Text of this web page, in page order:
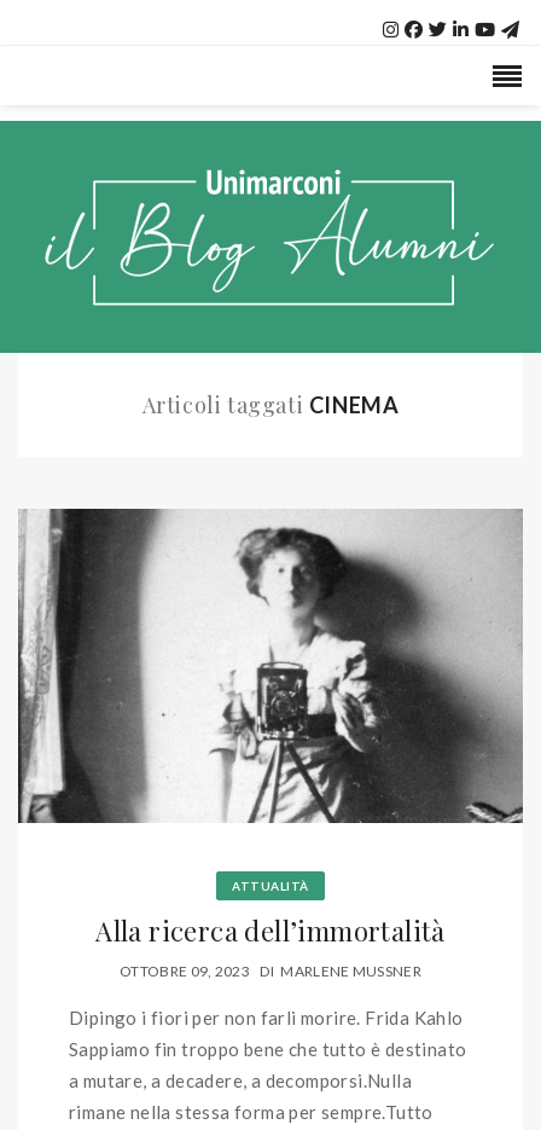
Articoli taggati CINEMA
ATTUALITÀ
Alla ricerca dell’immortalità
OTTOBRE 09, 2023 DI MARLENE MUSSNER
Dipingo i fiori per non farli morire. Frida Kahlo
Sappiamo fin troppo bene che tutto è destinato
a mutare, a decadere, a decomporsi.Nulla
rimane nella stessa forma per sempre.Tutto